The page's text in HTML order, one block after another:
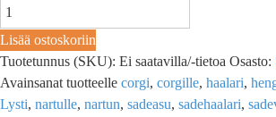
Lisää ostoskoriin
Tuotetunnus (SKU): Ei saatavilla/-tietoa Osasto:
Avainsanat tuotteelle corgi, corgille, haalari,
Lysti, nartulle, nartun, sadeasu, sadehaalari,